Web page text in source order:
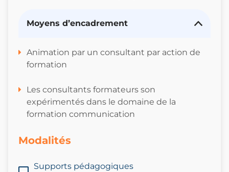
Moyens d’encadrement
Animation par un consultant par action de
formation
Les consultants formateurs son
expérimentés dans le domaine de la
formation communication
Modalités
Supports pédagogiques